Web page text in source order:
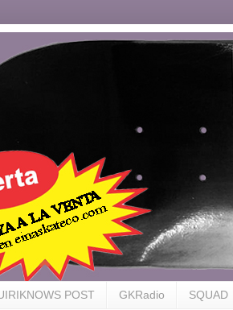
POST GKRadio SQUAD